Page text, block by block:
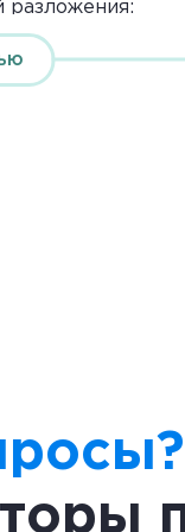
разложения:
при
на